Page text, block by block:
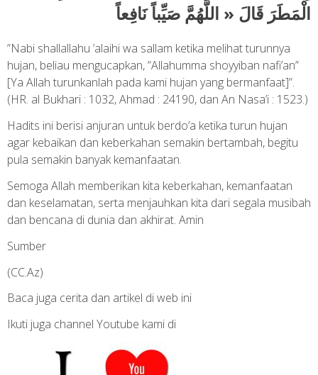
الْمَطَرَ قَالَ « اللَّهُمَّ صَيِّباً نَافِعاً
”Nabi shallallahu ’alaihi wa sallam ketika melihat turunnya
hujan, beliau mengucapkan, ”Allahumma shoyyiban nafi’an”
[Ya Allah turunkanlah pada kami hujan yang bermanfaat]”.
(HR. al Bukhari : 1032, Ahmad : 24190, dan An Nasa’i : 1523.)
Hadits ini berisi anjuran untuk berdo’a ketika turun hujan
agar kebaikan dan keberkahan semakin bertambah, begitu
pula semakin banyak kemanfaatan.
Semoga Allah memberikan kita keberkahan, kemanfaatan
dan keselamatan, serta menjauhkan kita dari segala musibah
dan bencana di dunia dan akhirat. Amin
Sumber
(CC.Az)
Baca juga cerita dan artikel di web ini
Ikuti juga channel Youtube kami di